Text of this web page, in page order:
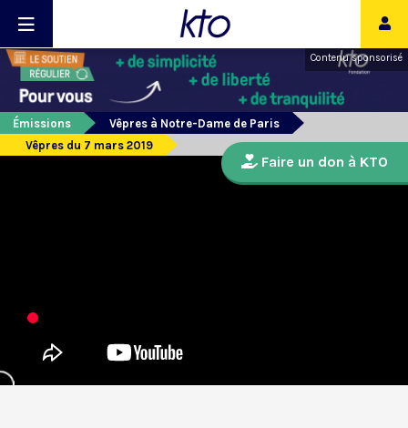
Contenu sponsorisé
Émissions
Vêpres à Notre-Dame de Paris
Vêpres du 7 mars 2019
Faire un don à KTO